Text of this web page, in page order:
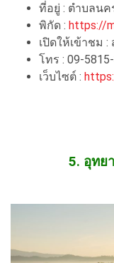
ที่อยู่ : ตำบลน
พิกัด : https://
เปิดให้เข้าชม
โทร : 09-
เว็บไซต์ :
5. อุทย